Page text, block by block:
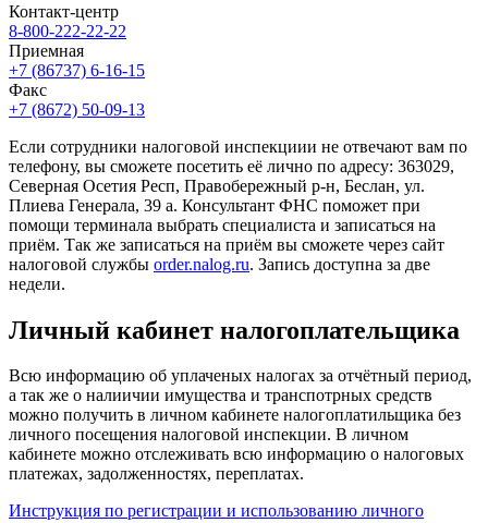
Контакт-центр
8-800-222-22-22
Приемная
+7 (86737) 6-16-15
Факс
+7 (8672) 50-09-13
Если сотрудники налоговой инспекциии не отвечают вам по
телефону, вы сможете посетить её лично по адресу: 363029,
Северная Осетия Респ, Правобережный р-н, Беслан, ул.
Плиева Генерала, 39 а. Консультант ФНС поможет при
помощи терминала выбрать специалиста и записаться на
приём. Так же записаться на приём вы сможете через сайт
налоговой службы order.nalog.ru. Запись доступна за две
недели.
Личный кабинет налогоплательщика
Всю информацию об уплаченых налогах за отчётный период,
а так же о налиичии имущества и транспотрных средств
можно получить в личном кабинете налогоплатильщика без
личного посещения налоговой инспекции. В личном
кабинете можно отслеживать всю информацию о налоговых
платежах, задолженностях, переплатах.
Инструкция по регистрации и использованию личного